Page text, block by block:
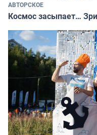
АВТОРСКОЕ
Космос засыпает…